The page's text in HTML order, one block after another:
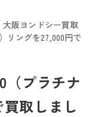
大阪ヨンドシー買取
リングを27,000円で
プラチナ
取しまし